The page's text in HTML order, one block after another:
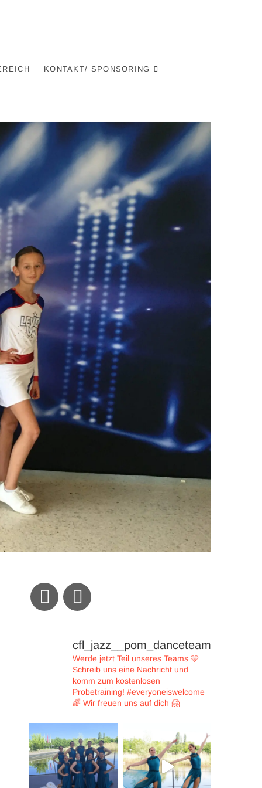
KONTAKT/ SPONSORING
cfl_jazz__pom_danceteam
Werde jetzt Teil unseres Teams 🩵
Schreib uns eine Nachricht und
komm zum kostenlosen
Probetraining! #everyoneiswelcome
🌈 Wir freuen uns auf dich 🤗